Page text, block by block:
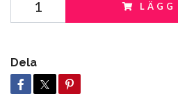
Dela